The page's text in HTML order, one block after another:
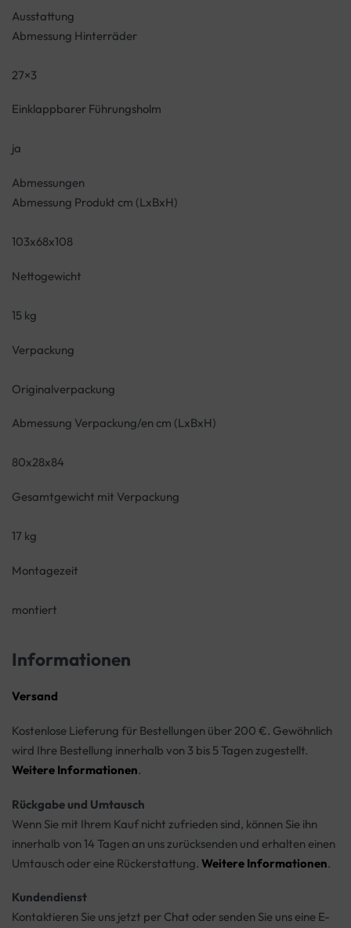
Ausstattung
Abmessung Hinterräder
27×3
Einklappbarer Führungsholm
ja
Abmessungen
Abmessung Produkt cm (LxBxH)
103x68x108
Nettogewicht
15 kg
Verpackung
Originalverpackung
Abmessung Verpackung/en cm (LxBxH)
80x28x84
Gesamtgewicht mit Verpackung
17 kg
Montagezeit
montiert
Informationen
Versand
Kostenlose Lieferung für Bestellungen über 200 €. Gewöhnlich
wird Ihre Bestellung innerhalb von 3 bis 5 Tagen zugestellt.
Weitere Informationen.
Rückgabe und Umtausch
Wenn Sie mit Ihrem Kauf nicht zufrieden sind, können Sie ihn
innerhalb von 14 Tagen an uns zurücksenden und erhalten einen
Umtausch oder eine Rückerstattung. Weitere Informationen.
Kundendienst
Kontaktieren Sie uns jetzt per Chat oder senden Sie uns eine E-